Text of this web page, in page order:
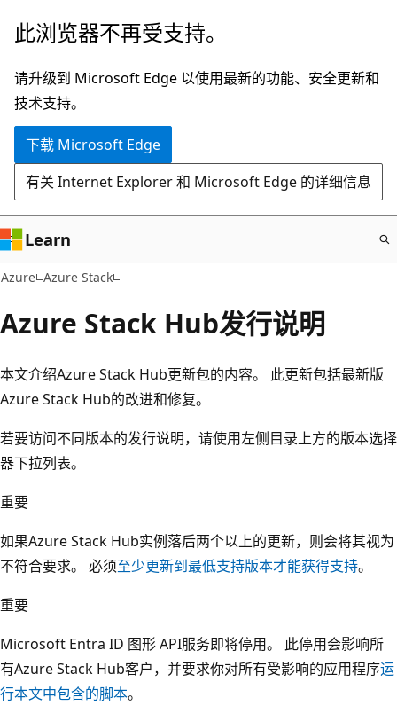
跳
主
要
内
此浏览器不再受支持。
请升级到 Microsoft Edge 以使用最新的功能、安全更新和
技术支持。
下载 Microsoft Edge
有关 Internet Explorer 和 Microsoft Edge 的详细信息
Learn
Azure Azure Stack
Azure Stack Hub发行说明
本文介绍Azure Stack Hub更新包的内容。 此更新包括最新版
Azure Stack Hub的改进和修复。
若要访问不同版本的发行说明，请使用左侧目录上方的版本选择
器下拉列表。
重要
如果Azure Stack Hub实例落后两个以上的更新，则会将其视为
不符合要求。 必须至少更新到最低支持版本才能获得支持。
重要
Microsoft Entra ID 图形 API服务即将停用。 此停用会影响所
有Azure Stack Hub客户，并要求你对所有受影响的应用程序运
行本文中包含的脚本。